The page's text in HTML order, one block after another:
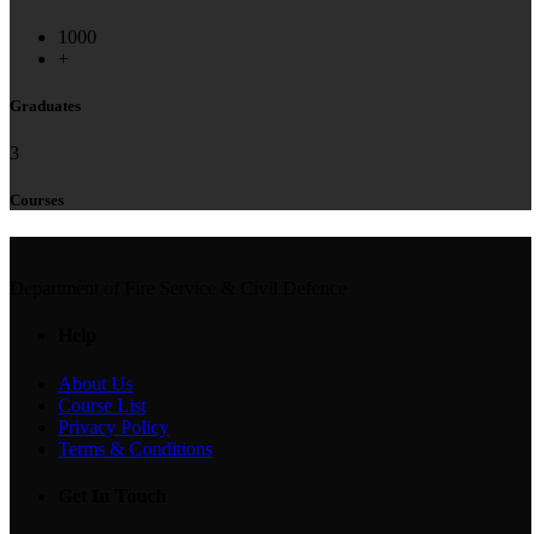
1000
+
Graduates
3
Courses
About Us
Course List
Privacy Policy
Terms & Conditions